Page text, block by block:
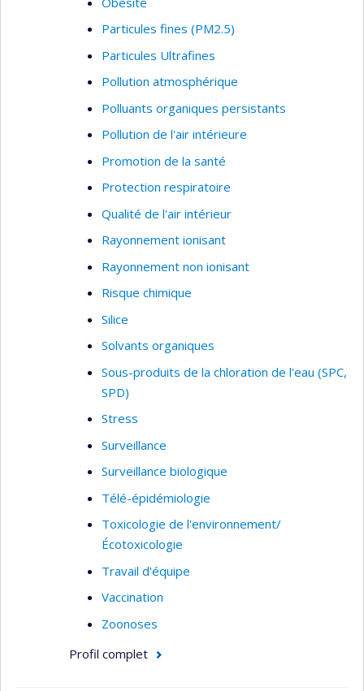
Particules fines (PM2.5)
Particules Ultrafines
Pollution atmosphérique
Polluants organiques persistants
Pollution de l'air intérieure
Promotion de la santé
Protection respiratoire
Qualité de l'air intérieur
Rayonnement ionisant
Rayonnement non ionisant
Risque chimique
Silice
Solvants organiques
Sous-produits de la chloration de l'eau (SPC,
SPD)
Stress
Surveillance
Surveillance biologique
Télé-épidémiologie
Toxicologie de l'environnement/
Écotoxicologie
Travail d'équipe
Vaccination
Zoonoses
Profil complet